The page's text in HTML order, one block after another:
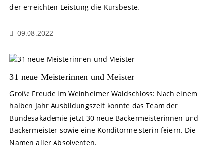
der erreichten Leistung die Kursbeste.
09.08.2022
31 neue Meisterinnen und Meister
Große Freude im Weinheimer Waldschloss: Nach einem
halben Jahr Ausbildungszeit konnte das Team der
Bundesakademie jetzt 30 neue Bäckermeisterinnen und
Bäckermeister sowie eine Konditormeisterin feiern. Die
Namen aller Absolventen.